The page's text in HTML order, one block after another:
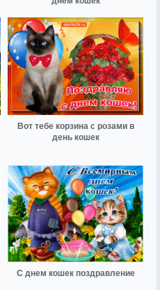
Вот тебе корзина с розами в
день кошек
С днем кошек поздравление